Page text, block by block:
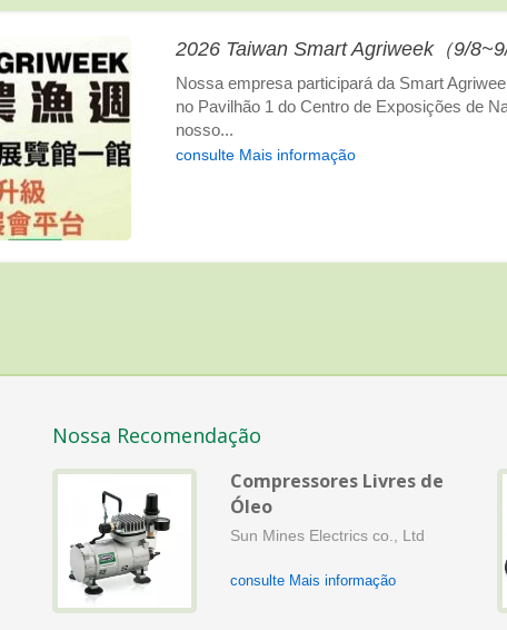
2026 Taiwan Smart Agriweek（9/
Nossa empresa participará da Smart
no Pavilhão 1 do Centro de Exposições de
nosso...
consulte Mais informação
Nossa Recomendação
Compressores Livres de
Óleo
Sun Mines Electrics co., Ltd
consulte Mais informação